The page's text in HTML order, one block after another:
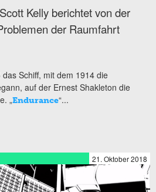
Kelly berichtet von der
der Raumfahrt
Schiff, mit dem 1914 die
auf der Ernest Shakleton die
„Endurance“...
21. Oktober 2018